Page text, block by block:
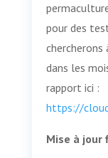
pour des
dans les
rapport ici :
https://
Mise à jour